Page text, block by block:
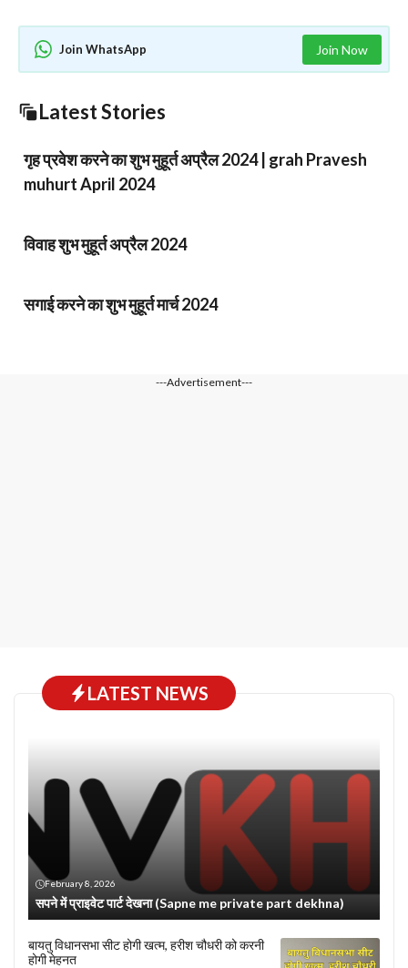
Join WhatsApp Join Now
Latest Stories
गृह प्रवेश करने का शुभ मुहूर्त अप्रैल 2024 | grah Pravesh
muhurt April 2024
विवाह शुभ मुहूर्त अप्रैल 2024
सगाई करने का शुभ मुहूर्त मार्च 2024
---Advertisement---
LATEST NEWS
February 8, 2026
सपने में प्राइवेट पार्ट देखना (Sapne me private part dekhna)
बायतु विधानसभा सीट होगी खत्म, हरीश चौधरी को करनी
होगी मेहनत